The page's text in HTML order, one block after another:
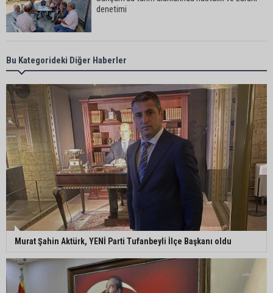
denetimi
Adanalı iki teknik direktör Trendyol 1. Lig’de
görev yapacak
Süreyya Yavuz’dan şehit ailelerine ziyaret
Murat Şahin Aktürk, YENİ Parti Tufanbeyli İlçe
Başkanı oldu
ASKİ Genel Müdürü Mansur Aladağ emekli oldu
Bu Kategorideki Diğer Haberler
Murat Şahin Aktürk, YENİ Parti Tufanbeyli İlçe Başkanı oldu